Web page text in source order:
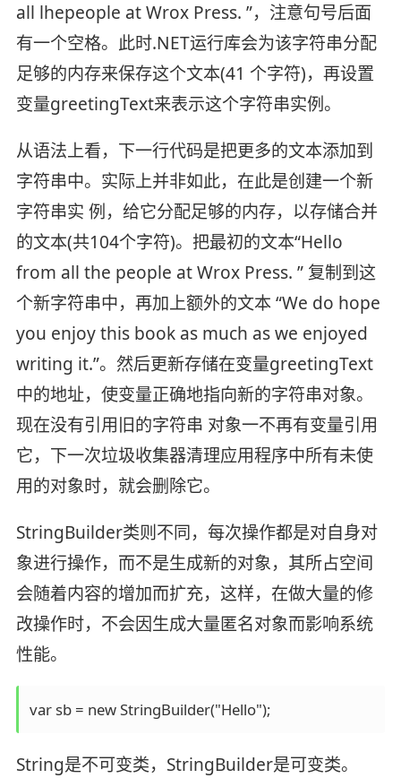
all lhepeople at Wrox Press. ”，注意句号后面
有一个空格。此时.NET运行库会为该字符串分配
足够的内存来保存这个文本(41 个字符)，再设置
变量greetingText来表示这个字符串实例。
从语法上看，下一行代码是把更多的文本添加到
字符串中。实际上并非如此，在此是创建一个新
字符串实 例，给它分配足够的内存，以存储合并
的文本(共104个字符)。把最初的文本“Hello
from all the people at Wrox Press. ” 复制到这
个新字符串中，再加上额外的文本 “We do hope
you enjoy this book as much as we enjoyed
writing it.”。然后更新存储在变量greetingText
中的地址，使变量正确地指向新的字符串对象。
现在没有引用旧的字符串 对象一不再有变量引用
它，下一次垃圾收集器清理应用程序中所有未使
用的对象时，就会删除它。
StringBuilder类则不同，每次操作都是对自身对
象进行操作，而不是生成新的对象，其所占空间
会随着内容的增加而扩充，这样，在做大量的修
改操作时，不会因生成大量匿名对象而影响系统
性能。
var sb = new StringBuilder("Hello");
String是不可变类，StringBuilder是可变类。